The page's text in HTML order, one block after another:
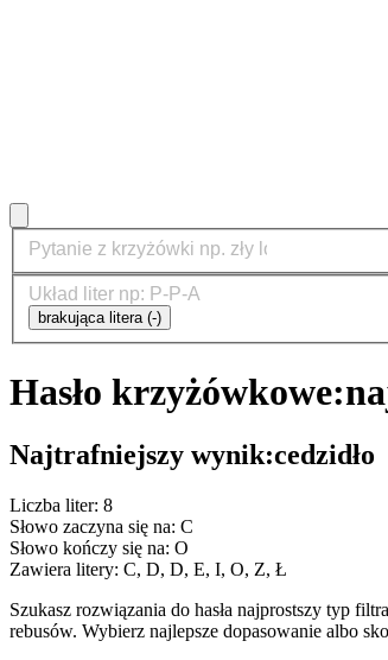
brakująca litera (-)
Hasło krzyżówkowe:
Najtrafniejszy wynik:cedzidło
Liczba liter: 8
Słowo zaczyna się na: C
Słowo kończy się na: O
Zawiera litery: C, D, D, E, I, O, Z, Ł
Szukasz rozwiązania do hasła najprostszy typ
rebusów. Wybierz najlepsze dopasowanie albo